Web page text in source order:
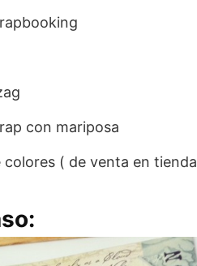
con mariposa
colores ( de venta en